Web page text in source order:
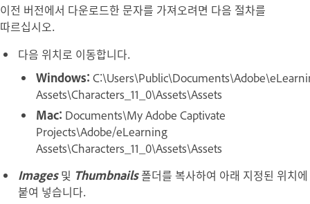
이전 버전에서 다운로드한 문자를 가져오려면 다음 절차를
따르십시오.
다음 위치로 이동합니다.
Windows:
Assets\Characters_11_0\Assets\Assets
Mac: Documents\My Adobe Captivate
Projects\Adobe/eLearning
Assets\Characters_11_0\Assets\Assets
Images및 Thumbnails폴더를 복사하여 아래 지정된 위치에
붙여 넣습니다.